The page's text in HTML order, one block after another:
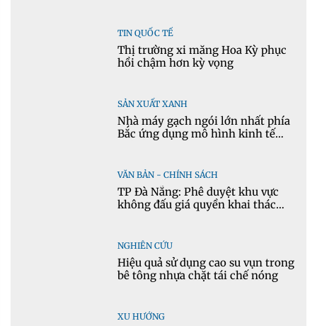
TIN QUỐC TẾ
Thị trường xi măng Hoa Kỳ phục
hồi chậm hơn kỳ vọng
SẢN XUẤT XANH
Nhà máy gạch ngói lớn nhất phía
Bắc ứng dụng mô hình kinh tế
VĂN BẢN - CHÍNH SÁCH
TP Đà Nẵng: Phê duyệt khu vực
không đấu giá quyền khai thác
NGHIÊN CỨU
Hiệu quả sử dụng cao su vụn trong
bê tông nhựa chặt tái chế nóng
XU HƯỚNG